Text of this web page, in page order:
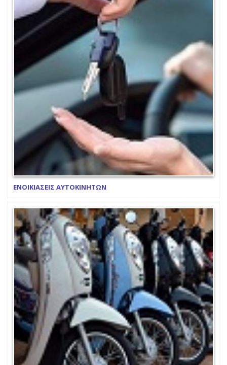
ΕΝΟΙΚΙΑΣΕΙΣ ΑΥΤΟΚΙΝΗΤΩΝ